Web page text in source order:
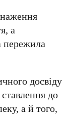
а
пережила
досвіду
до
а й того,